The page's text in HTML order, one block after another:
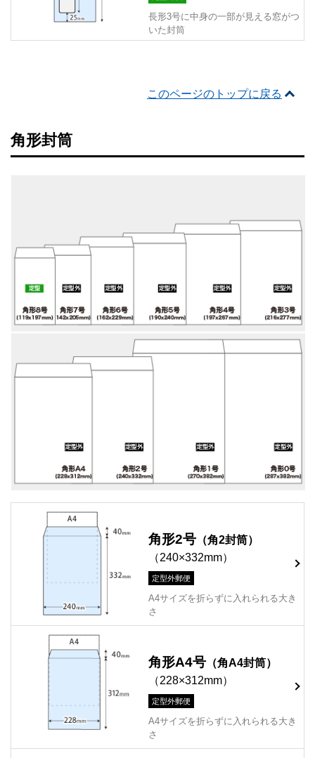
長形3号に中身の一部が見える窓がつ
いた封筒
このページのトップに戻る
角形封筒
角形2号 （角2封筒）
（240×332mm）
定型外郵便
A4サイズを折らずに入れられる大き
さ
角形A4号 （角A4封筒）
（228×312mm）
定型外郵便
A4サイズを折らずに入れられる大き
さ